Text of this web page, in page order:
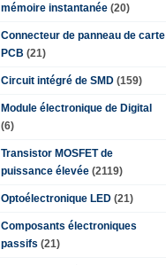
mémoire instantanée (20)
Connecteur de panneau de carte
PCB (21)
Circuit intégré de SMD (159)
Module électronique de Digital
(6)
Transistor MOSFET de
puissance élevée (2119)
Optoélectronique LED (21)
Composants électroniques
passifs (21)